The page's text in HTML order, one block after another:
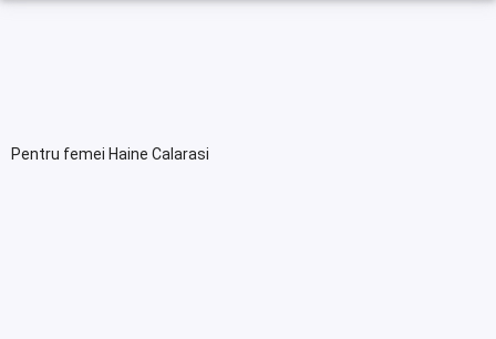
Pentru femei Haine Calarasi